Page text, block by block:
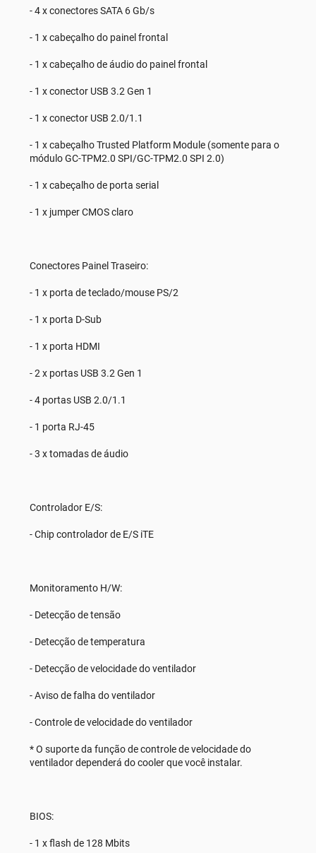
- 4 x conectores SATA 6 Gb/s
- 1 x cabeçalho do painel frontal
- 1 x cabeçalho de áudio do painel frontal
- 1 x conector USB 3.2 Gen 1
- 1 x conector USB 2.0/1.1
- 1 x cabeçalho Trusted Platform Module (somente para o
módulo GC-TPM2.0 SPI/GC-TPM2.0 SPI 2.0)
- 1 x cabeçalho de porta serial
- 1 x jumper CMOS claro
Conectores Painel Traseiro:
- 1 x porta de teclado/mouse PS/2
- 1 x porta D-Sub
- 1 x porta HDMI
- 2 x portas USB 3.2 Gen 1
- 4 portas USB 2.0/1.1
- 1 porta RJ-45
- 3 x tomadas de áudio
Controlador E/S:
- Chip controlador de E/S iTE
Monitoramento H/W:
- Detecção de tensão
- Detecção de temperatura
- Detecção de velocidade do ventilador
- Aviso de falha do ventilador
- Controle de velocidade do ventilador
* O suporte da função de controle de velocidade do
ventilador dependerá do cooler que você instalar.
BIOS:
- 1 x flash de 128 Mbits